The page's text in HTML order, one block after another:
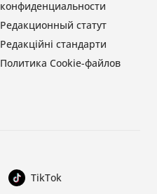
конфиденциальности
Редакционный статут
Редакційні стандарти
Политика Cookie-файлов
TikTok